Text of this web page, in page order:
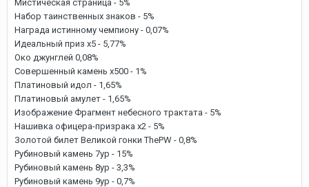
Мистическая страница - 5%
Набор таинственных знаков - 5%
Награда истинному чемпиону - 0,07%
Идеальный приз х5 - 5,77%
Око джунглей 0,08%
Совершенный камень х500 - 1%
Платиновый идол - 1,65%
Платиновый амулет - 1,65%
Изображение Фрагмент небесного трактата - 5%
Нашивка офицера-призрака х2 - 5%
Золотой билет Великой гонки ThePW - 0,8%
Рубиновый камень 7ур - 15%
Рубиновый камень 8ур - 3,3%
Рубиновый камень 9ур - 0,7%